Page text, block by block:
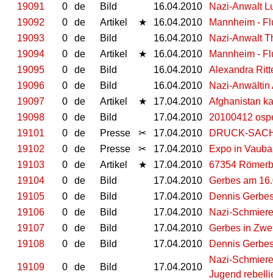
19091
0 de Bild 16.04.2010
Nazi-Anwalt
19092
0 de Artikel ★ 16.04.2010
Mannheim -
19093
0 de Bild 16.04.2010
Nazi-Anwalt
19094
0 de Artikel ★ 16.04.2010
Mannheim -
19095
0 de Bild 16.04.2010
Alexandra
19096
0 de Bild 16.04.2010
Nazi-Anwältin
19097
0 de Artikel ★ 17.04.2010
Afghanistan
19098
0 de Bild 17.04.2010
20100412
19101
0 de Presse ✂ 17.04.2010
DRUCK-
19102
0 de Presse ✂ 17.04.2010
Expo in
19103
0 de Artikel ★ 17.04.2010
67354
19104
0 de Bild 17.04.2010
Gerbes am
19105
0 de Bild 17.04.2010
Dennis
19106
0 de Bild 17.04.2010
Nazi-
19107
0 de Bild 17.04.2010
Gerbes in
19108
0 de Bild 17.04.2010 Dennis
19109 0 de Bild 17.04.2010
Nazi-
Jugend